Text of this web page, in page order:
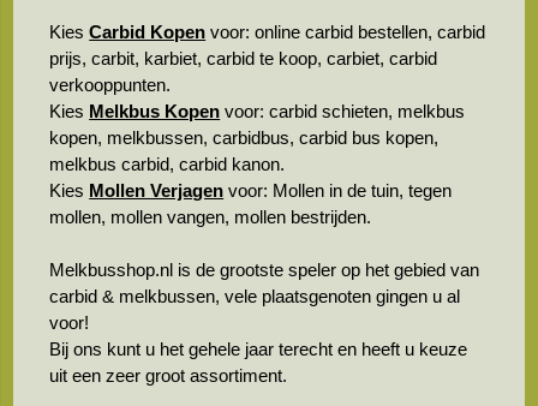
KiesCarbid Kopen voor: online carbid bestellen, carbid
prijs, carbit, karbiet, carbid te koop, carbiet, carbid
verkooppunten.
Kies Melkbus Kopen voor: carbid schieten, melkbus
kopen, melkbussen, carbidbus, carbid bus kopen,
melkbus carbid, carbid kanon.
Kies Mollen Verjagen voor: Mollen in de tuin, tegen
mollen, mollen vangen, mollen bestrijden.
Melkbusshop.nl is de grootste speler op het gebied van
carbid & melkbussen, vele plaatsgenoten gingen u al
voor!
Bij ons kunt u het gehele jaar terecht en heeft u keuze
uit een zeer groot assortiment.